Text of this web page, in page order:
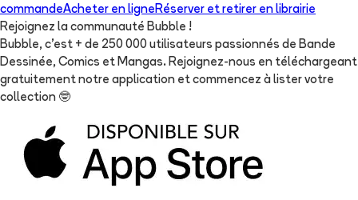
commandeAcheter en ligneRéserver et retirer en librairie
Rejoignez la communauté Bubble !
Bubble, c'est + de 250 000 utilisateurs passionnés de Bande
Dessinée, Comics et Mangas. Rejoignez-nous en téléchargeant
gratuitement notre application et commencez à lister votre
collection 🤓